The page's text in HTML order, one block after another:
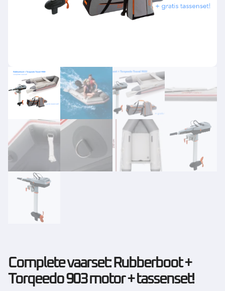
Complete vaarset: Rubberboot +
Torqeedo 903 motor + tassenset!